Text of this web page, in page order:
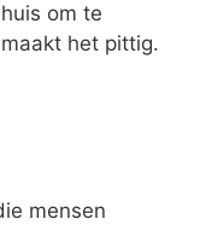
om te
het pittig.
mensen